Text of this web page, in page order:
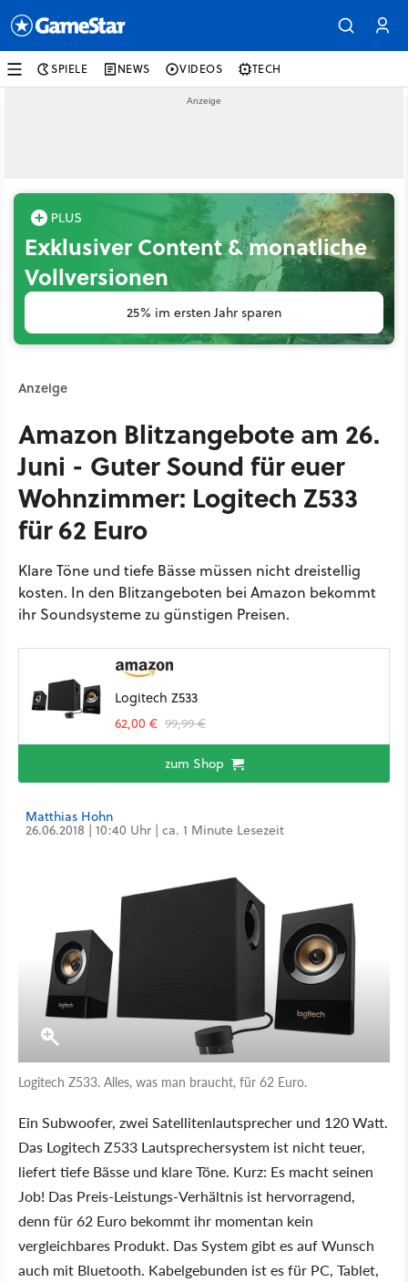
SPIELE NEWS VIDEOS TECH
Exklusiver Content & monatliche
Vollversionen
25% im ersten Jahr sparen
Anzeige
Amazon Blitzangebote am 26.
Juni - Guter Sound für euer
Wohnzimmer: Logitech Z533
für 62 Euro
Klare Töne und tiefe Bässe müssen nicht dreistellig
kosten. In den Blitzangeboten bei Amazon bekommt
ihr Soundsysteme zu günstigen Preisen.
Logitech Z533
62,00 € 99,99 €
zum Shop
Matthias Hohn
26.06.2018 | 10:40 Uhr | ca. 1 Minute Lesezeit
Logitech Z533. Alles, was man braucht, für 62 Euro.
Ein Subwoofer, zwei Satellitenlautsprecher und 120 Watt.
Das Logitech Z533 Lautsprechersystem ist nicht teuer,
liefert tiefe Bässe und klare Töne. Kurz: Es macht seinen
Job! Das Preis-Leistungs-Verhältnis ist hervorragend,
denn für 62 Euro bekommt ihr momentan kein
vergleichbares Produkt. Das System gibt es auf Wunsch
auch mit Bluetooth. Kabelgebunden ist es für PC, Tablet,